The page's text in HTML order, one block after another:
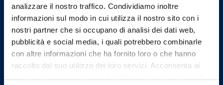
analizzare il nostro traffico. Condividiamo inoltre
informazioni sul modo in cui utilizza il nostro sito con i
nostri partner che si occupano di analisi dei dati web,
pubblicità e social media, i quali potrebbero combinarle
con altre informazioni che ha fornito loro o che hanno
raccolto dal suo utilizzo dei loro servizi. Acconsenta ai
Ordine Provinciale dei Medici
Chirurghi e degli Odontoiatri
di Varese
Indirizzi email